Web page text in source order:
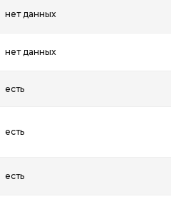
нет данных
нет данных
есть
есть
есть